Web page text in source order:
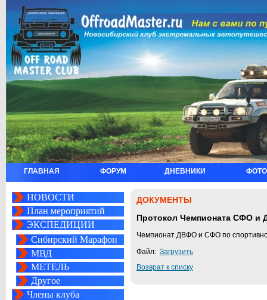
ГЛАВНАЯ ФОРУМ ДНЕВНИКИ ФОТО
НОВОСТИ
План мероприятий
ЭКСПЕДИЦИИ
Сибирский Марафон
МВД
МЕТЕЛЬ
Другое
Члены клуба
ДОКУМЕНТЫ
Протокол Чемпионата СФО и
Чемпионат ДВФО и СФО по
Файл: Загрузить
Возврат к списку